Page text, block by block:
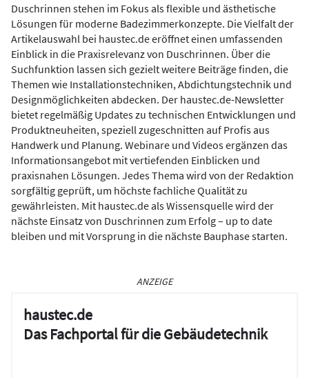
Duschrinnen stehen im Fokus als flexible und ästhetische
Lösungen für moderne Badezimmerkonzepte. Die Vielfalt der
Artikelauswahl bei haustec.de eröffnet einen umfassenden
Einblick in die Praxisrelevanz von Duschrinnen. Über die
Suchfunktion lassen sich gezielt weitere Beiträge finden, die
Themen wie Installationstechniken, Abdichtungstechnik und
Designmöglichkeiten abdecken. Der haustec.de-Newsletter
bietet regelmäßig Updates zu technischen Entwicklungen und
Produktneuheiten, speziell zugeschnitten auf Profis aus
Handwerk und Planung. Webinare und Videos ergänzen das
Informationsangebot mit vertiefenden Einblicken und
praxisnahen Lösungen. Jedes Thema wird von der Redaktion
sorgfältig geprüft, um höchste fachliche Qualität zu
gewährleisten. Mit haustec.de als Wissensquelle wird der
nächste Einsatz von Duschrinnen zum Erfolg – up to date
bleiben und mit Vorsprung in die nächste Bauphase starten.
ANZEIGE
haustec.de
Das Fachportal für die Gebäudetechnik